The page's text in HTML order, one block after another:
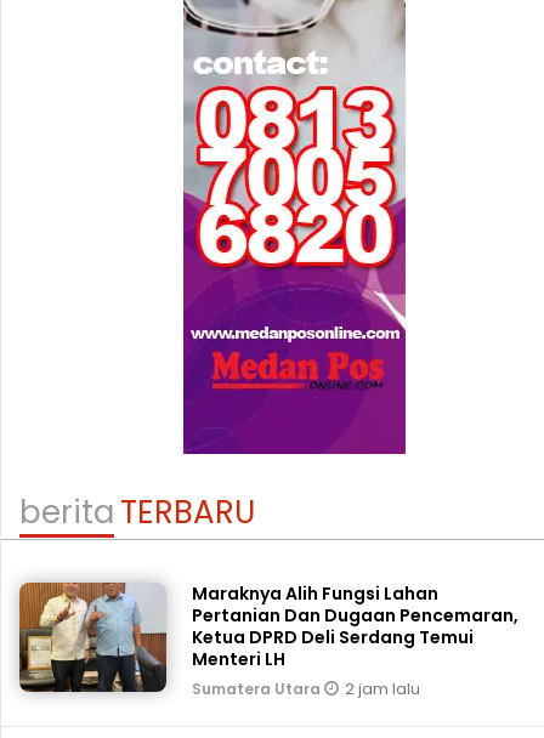
beritaTERBARU
Maraknya Alih Fungsi Lahan
Pertanian Dan Dugaan Pencemaran,
Ketua DPRD Deli Serdang Temui
Menteri LH
Sumatera Utara 2 jam lalu